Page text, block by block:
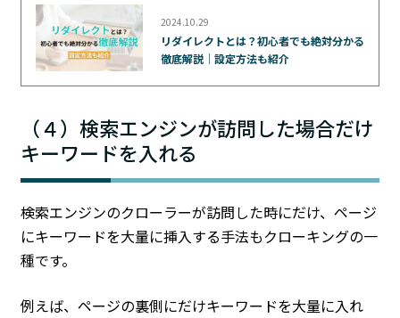
2024.10.29
リダイレクトとは？初心者でも絶対分かる
徹底解説｜設定方法も紹介
（４）検索エンジンが訪問した場合だけ
キーワードを入れる
検索エンジンのクローラーが訪問した時にだけ、ページ
にキーワードを大量に挿入する手法もクローキングの一
種です。
例えば、ページの裏側にだけキーワードを大量に入れ